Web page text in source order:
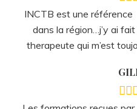
pour répondre aux
résultats positifs sont
Jérôme sait amener son
simplicité, ce qui aiguise